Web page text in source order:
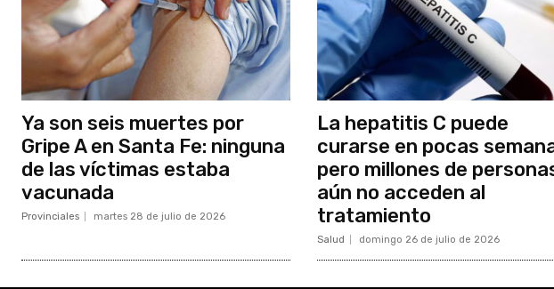
Ya son seis muertes por
Gripe A en Santa Fe: ninguna
de las víctimas estaba
vacunada
Provinciales martes 28 de julio de 2026
La hepatitis C puede
curarse en pocas
pero millones de
aún no acceden al
tratamiento
Salud domingo 26 de julio de 2026